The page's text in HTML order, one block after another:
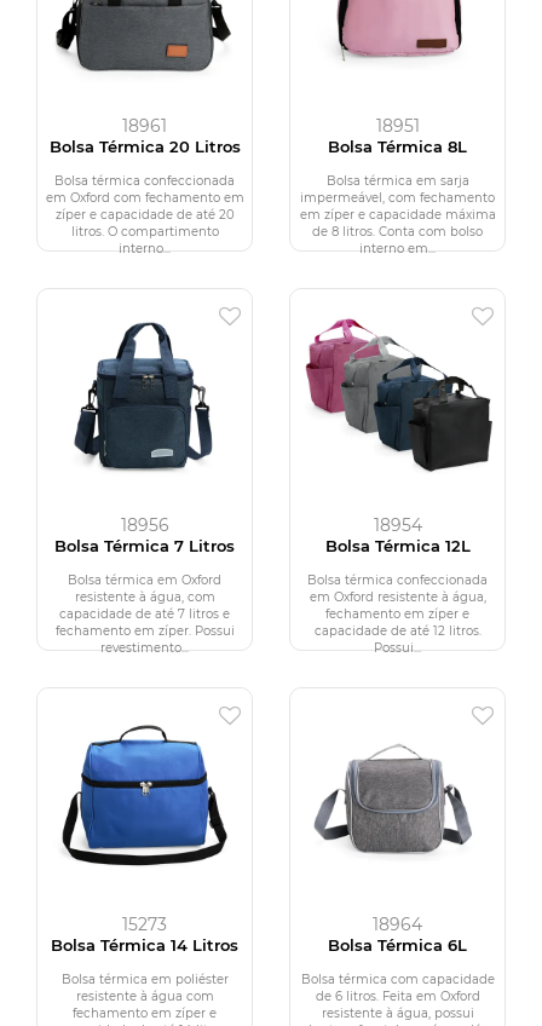
18961
Bolsa Térmica 20 Litros
Bolsa térmica confeccionada
em Oxford com fechamento em
zíper e capacidade de até 20
litros. O compartimento
interno...
18951
Bolsa Térmica 8L
Bolsa térmica em sarja
impermeável, com fechamento
em zíper e capacidade máxima
de 8 litros. Conta com bolso
interno em...
18956
Bolsa Térmica 7 Litros
Bolsa térmica em Oxford
resistente à água, com
capacidade de até 7 litros e
fechamento em zíper. Possui
revestimento...
18954
Bolsa Térmica 12L
Bolsa térmica confeccionada
em Oxford resistente à água,
fechamento em zíper e
capacidade de até 12 litros.
Possui...
15273
Bolsa Térmica 14 Litros
Bolsa térmica em poliéster
resistente à água com
fechamento em zíper e
18964
Bolsa Térmica 6L
Bolsa térmica com capacidade
de 6 litros. Feita em Oxford
resistente à água, possui